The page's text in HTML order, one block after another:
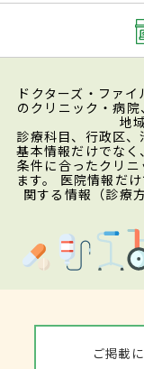
ドクターズ・ファ
のクリニック・病
地
診療科目、行政区
基本情報だけでな
条件に合ったクリ
ます。 医院情報だ
関する情報（診療
ご掲載